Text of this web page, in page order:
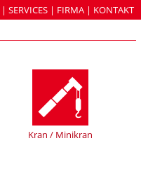
| SERVICES | FIRMA | KONTAKT
Kran / Minikran